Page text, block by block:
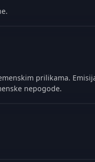
prilikama.
nepogode.